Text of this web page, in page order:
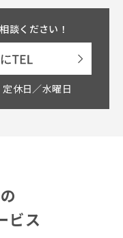
談ください！
休日／水曜日
ビス